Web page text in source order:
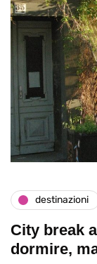
destinazioni
City break
dormire,